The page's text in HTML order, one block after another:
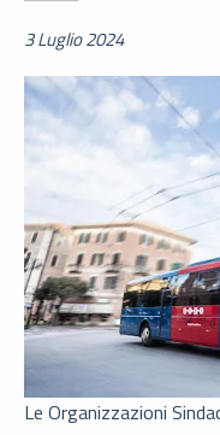
3 Luglio 2024
Le Organizzazioni